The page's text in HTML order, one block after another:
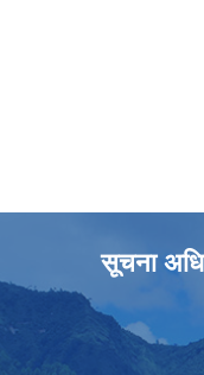
सूचना